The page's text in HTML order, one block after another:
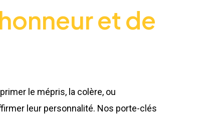
et de
le mépris, la colère, ou
leur personnalité. Nos porte-clés